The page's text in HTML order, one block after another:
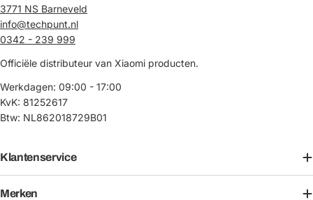
3771 NS Barneveld
info@techpunt.nl
0342 - 239 999
Officiële distributeur van Xiaomi producten.
Werkdagen: 09:00 - 17:00
KvK: 81252617
Btw: NL862018729B01
Klantenservice
Merken